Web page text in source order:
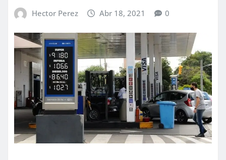
Hector Perez Abr 18, 2021 0